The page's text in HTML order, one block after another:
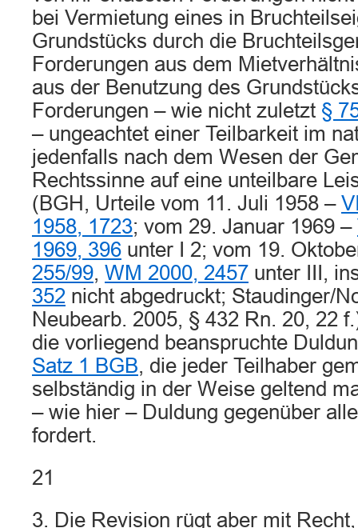
bei Vermietung eines in
Grundstücks durch die
Forderungen aus dem
aus der Benutzung des
Forderungen – wie nicht zuletzt §
– ungeachtet einer Teilbarkeit im
jedenfalls nach dem Wesen der
Rechtssinne auf eine unteilbare
(BGH, Urteile vom 11. Juli 1958 –
1958, 1723; vom 29. Januar 1969 –
1969, 396 unter I 2; vom 19.
255/99, WM 2000, 2457 unter III,
352 nicht abgedruckt; Staudinger/
Neubearb. 2005, § 432 Rn. 20, 22
die vorliegend beanspruchte
Satz 1 BGB, die jeder Teilhaber
selbständig in der Weise geltend
– wie hier – Duldung gegenüber
fordert.
21
3. Die Revision rügt aber mit